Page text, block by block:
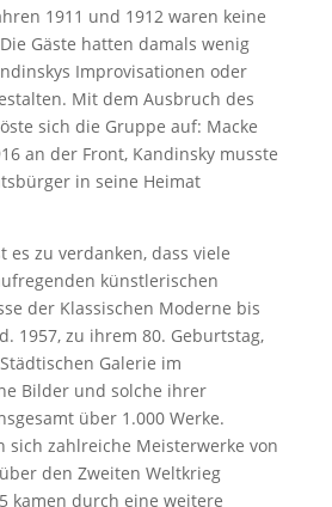
1911 und 1912 waren keine
Gäste hatten damals wenig
Improvisationen oder
Mit dem Ausbruch des
sich die Gruppe auf: Macke
an der Front, Kandinsky musste
in seine Heimat
es zu verdanken, dass viele
künstlerischen
der Klassischen Moderne bis
1957, zu ihrem 80. Geburtstag,
Galerie im
Bilder und solche ihrer
über 1.000 Werke.
sich zahlreiche Meisterwerke von
den Zweiten Weltkrieg
kamen durch eine weitere